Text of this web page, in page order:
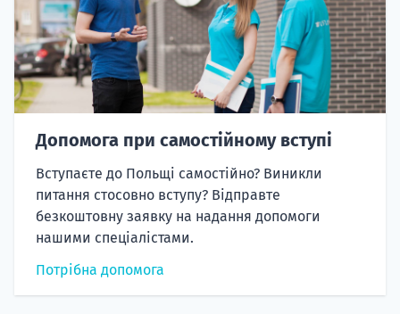
Допомога при самостійному вступі
Вступаєте до Польщі самостійно? Виникли
питання стосовно вступу? Відправте
безкоштовну заявку на надання допомоги
нашими спеціалістами.
Потрібна допомога